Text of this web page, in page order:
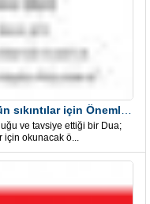
ve tavsiye ettiği bir Dua;
için okunacak ö...